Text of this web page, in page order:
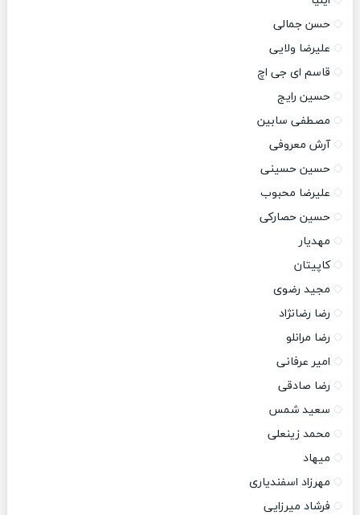
حسن جمالی
علیرضا ولایی
قاسم ای جی اچ
حسین رایج
مصطفی سابین
آرش معروفی
حسین حسینی
علیرضا محبوب
حسین حصارکی
مهدیار
کاپیتان
مجید رضوی
رضا رضانژاد
رضا مرانلو
امیر عرفانی
رضا صادقی
سعید شمس
محمد زینعلی
میهاد
مهرزاد اسفندیاری
فرشاد میرزایی